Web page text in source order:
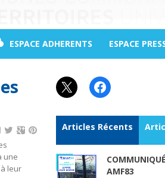
ESPACE ADHERENTS ESPACE
une
leur
X Facebook
Articles Récents
AMF83